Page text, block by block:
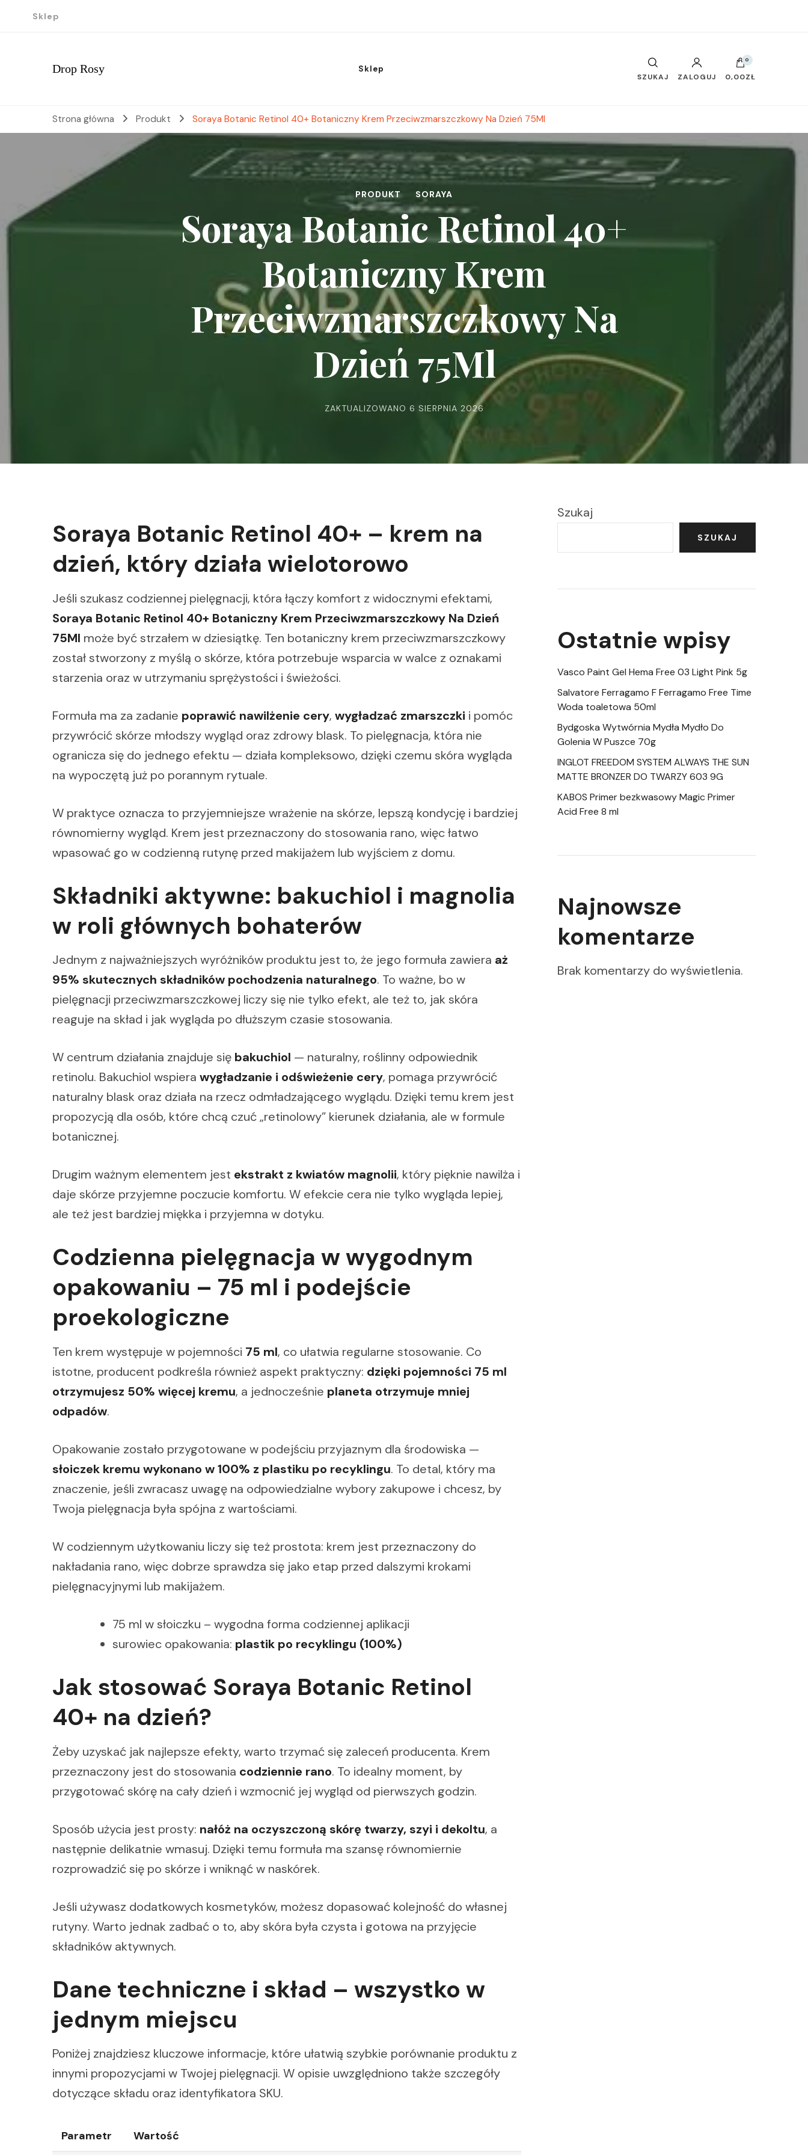
Sklep
Drop Rosy Sklep
SZUKAJ ZALOGUJ
0
0,00ZŁ
Strona główna Produkt Soraya Botanic Retinol 40+ Botaniczny Krem Przeciwzmarszczkowy Na Dzień 75Ml
PRODUKT SORAYA
Soraya Botanic Retinol 40+
Botaniczny Krem
Przeciwzmarszczkowy Na
Dzień 75Ml
ZAKTUALIZOWANO 6 SIERPNIA 2026
Soraya Botanic Retinol 40+ – krem na
dzień, który działa wielotorowo
Jeśli szukasz codziennej pielęgnacji, która łączy komfort z widocznymi efektami,
Soraya Botanic Retinol 40+ Botaniczny Krem Przeciwzmarszczkowy Na Dzień
75Ml może być strzałem w dziesiątkę. Ten botaniczny krem przeciwzmarszczkowy
został stworzony z myślą o skórze, która potrzebuje wsparcia w walce z oznakami
starzenia oraz w utrzymaniu sprężystości i świeżości.
Formuła ma za zadanie poprawić nawilżenie cery, wygładzać zmarszczki i pomóc
przywrócić skórze młodszy wygląd oraz zdrowy blask. To pielęgnacja, która nie
ogranicza się do jednego efektu — działa kompleksowo, dzięki czemu skóra wygląda
na wypoczętą już po porannym rytuale.
W praktyce oznacza to przyjemniejsze wrażenie na skórze, lepszą kondycję i bardziej
równomierny wygląd. Krem jest przeznaczony do stosowania rano, więc łatwo
wpasować go w codzienną rutynę przed makijażem lub wyjściem z domu.
Składniki aktywne: bakuchiol i magnolia
w roli głównych bohaterów
Jednym z najważniejszych wyróżników produktu jest to, że jego formuła zawiera aż
95% skutecznych składników pochodzenia naturalnego. To ważne, bo w
pielęgnacji przeciwzmarszczkowej liczy się nie tylko efekt, ale też to, jak skóra
reaguje na skład i jak wygląda po dłuższym czasie stosowania.
W centrum działania znajduje się bakuchiol — naturalny, roślinny odpowiednik
retinolu. Bakuchiol wspiera wygładzanie i odświeżenie cery, pomaga przywrócić
naturalny blask oraz działa na rzecz odmładzającego wyglądu. Dzięki temu krem jest
propozycją dla osób, które chcą czuć „retinolowy” kierunek działania, ale w formule
botanicznej.
Drugim ważnym elementem jest ekstrakt z kwiatów magnolii, który pięknie nawilża i
daje skórze przyjemne poczucie komfortu. W efekcie cera nie tylko wygląda lepiej,
ale też jest bardziej miękka i przyjemna w dotyku.
Codzienna pielęgnacja w wygodnym
opakowaniu – 75 ml i podejście
proekologiczne
Ten krem występuje w pojemności 75 ml, co ułatwia regularne stosowanie. Co
istotne, producent podkreśla również aspekt praktyczny: dzięki pojemności 75 ml
otrzymujesz 50% więcej kremu, a jednocześnie planeta otrzymuje mniej
odpadów.
Opakowanie zostało przygotowane w podejściu przyjaznym dla środowiska —
słoiczek kremu wykonano w 100% z plastiku po recyklingu. To detal, który ma
znaczenie, jeśli zwracasz uwagę na odpowiedzialne wybory zakupowe i chcesz, by
Twoja pielęgnacja była spójna z wartościami.
W codziennym użytkowaniu liczy się też prostota: krem jest przeznaczony do
nakładania rano, więc dobrze sprawdza się jako etap przed dalszymi krokami
pielęgnacyjnymi lub makijażem.
75 ml w słoiczku – wygodna forma codziennej aplikacji
surowiec opakowania: plastik po recyklingu (100%)
Jak stosować Soraya Botanic Retinol
40+ na dzień?
Żeby uzyskać jak najlepsze efekty, warto trzymać się zaleceń producenta. Krem
przeznaczony jest do stosowania codziennie rano. To idealny moment, by
przygotować skórę na cały dzień i wzmocnić jej wygląd od pierwszych godzin.
Sposób użycia jest prosty: nałóż na oczyszczoną skórę twarzy, szyi i dekoltu, a
następnie delikatnie wmasuj. Dzięki temu formuła ma szansę równomiernie
rozprowadzić się po skórze i wniknąć w naskórek.
Jeśli używasz dodatkowych kosmetyków, możesz dopasować kolejność do własnej
rutyny. Warto jednak zadbać o to, aby skóra była czysta i gotowa na przyjęcie
składników aktywnych.
Dane techniczne i skład – wszystko w
jednym miejscu
Poniżej znajdziesz kluczowe informacje, które ułatwią szybkie porównanie produktu z
innymi propozycjami w Twojej pielęgnacji. W opisie uwzględniono także szczegóły
dotyczące składu oraz identyfikatora SKU.
Parametr Wartość
Szukaj
SZUKAJ
Ostatnie wpisy
Vasco Paint Gel Hema Free 03 Light Pink 5g
Salvatore Ferragamo F Ferragamo Free Time
Woda toaletowa 50ml
Bydgoska Wytwórnia Mydła Mydło Do
Golenia W Puszce 70g
INGLOT FREEDOM SYSTEM ALWAYS THE SUN
MATTE BRONZER DO TWARZY 603 9G
KABOS Primer bezkwasowy Magic Primer
Acid Free 8 ml
Najnowsze
komentarze
Brak komentarzy do wyświetlenia.